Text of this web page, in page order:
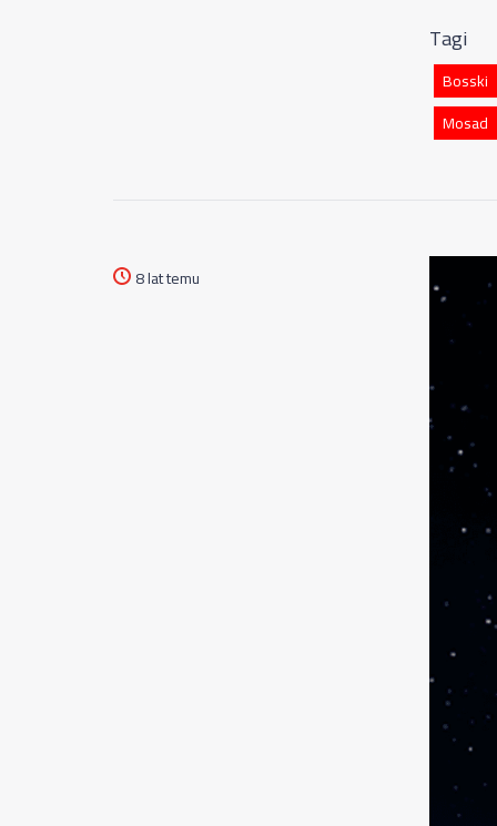
Tagi
Bosski
Mosad
8 lat temu